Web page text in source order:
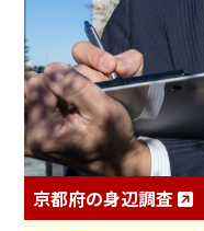
京都府の身辺調査